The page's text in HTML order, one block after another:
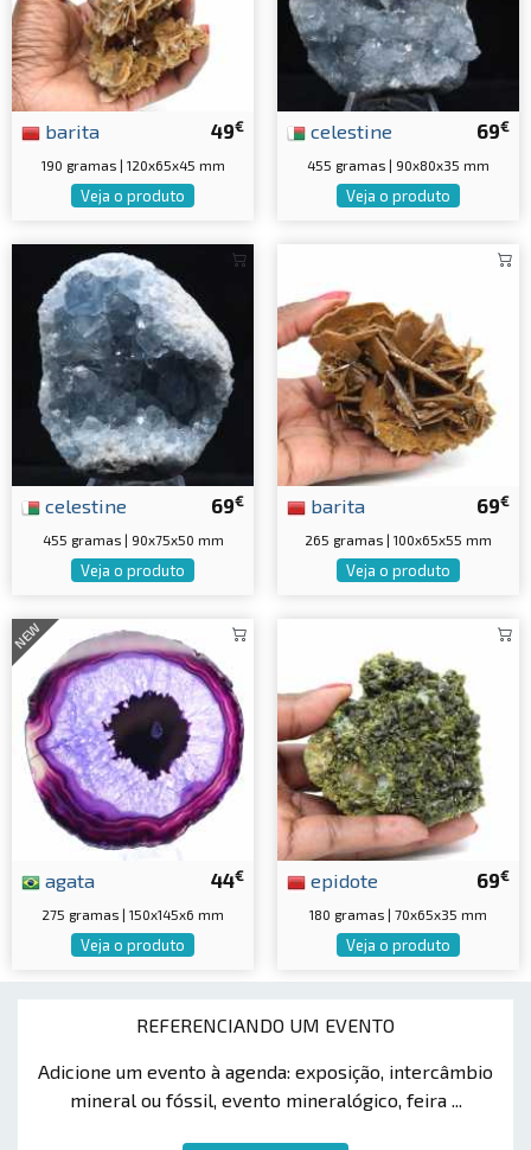
REFERENCIANDO UM EVENTO
Adicione um evento à agenda: exposição, intercâmbio
mineral ou fóssil, evento mineralógico, feira ...
49€
barita
190 gramas | 120x65x45 mm
Veja o produto
69€
celestine
455 gramas | 90x80x35 mm
Veja o produto
69€
celestine
455 gramas | 90x75x50 mm
Veja o produto
69€
barita
265 gramas | 100x65x55 mm
Veja o produto
NEW
44€
agata
275 gramas | 150x145x6 mm
Veja o produto
69€
epidote
180 gramas | 70x65x35 mm
Veja o produto